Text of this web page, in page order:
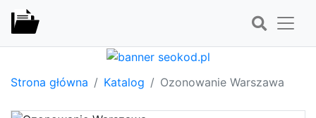
Strona główna Katalog Ozonowanie Warszawa